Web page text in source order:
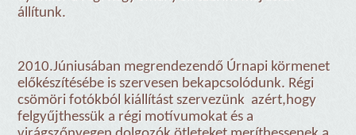
állítunk.
2010.Júniusában megrendezendő Úrnapi körmenet
előkészítésébe is szervesen bekapcsolódunk. Régi
csömöri fotókból kiállítást szervezünk azért,hogy
felgyűjthessük a régi motívumokat és a